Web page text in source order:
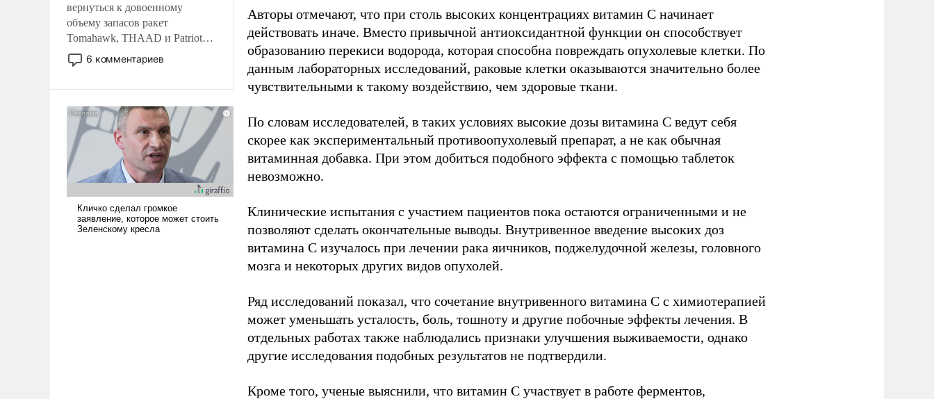
вернуться к довоенному
объему запасов ракет
Tomahawk, THAAD и Patriot
США потребуется более трех
лет. Даже небольшая война с
Сложившаяся ситуация
означает многолетний период
уязвимости США, например,
перед Китаем.
6 комментариев
Авторы отмечают, что при столь высоких концентрациях витамин C начинает
действовать иначе. Вместо привычной антиоксидантной функции он способствует
образованию перекиси водорода, которая способна повреждать опухолевые клетки. По
данным лабораторных исследований, раковые клетки оказываются значительно более
чувствительными к такому воздействию, чем здоровые ткани.
По словам исследователей, в таких условиях высокие дозы витамина C ведут себя
скорее как экспериментальный противоопухолевый препарат, а не как обычная
витаминная добавка. При этом добиться подобного эффекта с помощью таблеток
невозможно.
Клинические испытания с участием пациентов пока остаются ограниченными и не
позволяют сделать окончательные выводы. Внутривенное введение высоких доз
витамина C изучалось при лечении рака яичников, поджелудочной железы, головного
мозга и некоторых других видов опухолей.
Ряд исследований показал, что сочетание внутривенного витамина C с химиотерапией
может уменьшать усталость, боль, тошноту и другие побочные эффекты лечения. В
отдельных работах также наблюдались признаки улучшения выживаемости, однако
другие исследования подобных результатов не подтвердили.
Кроме того, ученые выяснили, что витамин C участвует в работе ферментов,